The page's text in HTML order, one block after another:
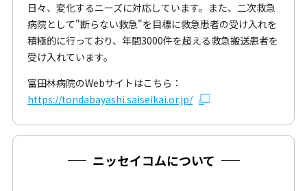
日々、変化するニーズに対応しています。また、二次救急
病院として"断らない救急"を目標に救急患者の受け入れを
積極的に行っており、年間3000件を超える救急搬送患者を
受け入れています。
富田林病院のWebサイトはこちら：
https://tondabayashi.saiseikai.or.jp/
ニッセイコムについて